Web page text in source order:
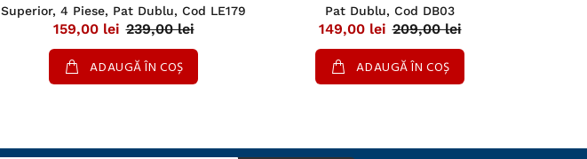
Superior, 4 Piese, Pat Dublu, Cod LE179
159,00 lei 239,00 lei
ADAUGĂ ÎN COȘ
Pat Dublu, Cod DB03
149,00 lei 209,00 lei
ADAUGĂ ÎN COȘ